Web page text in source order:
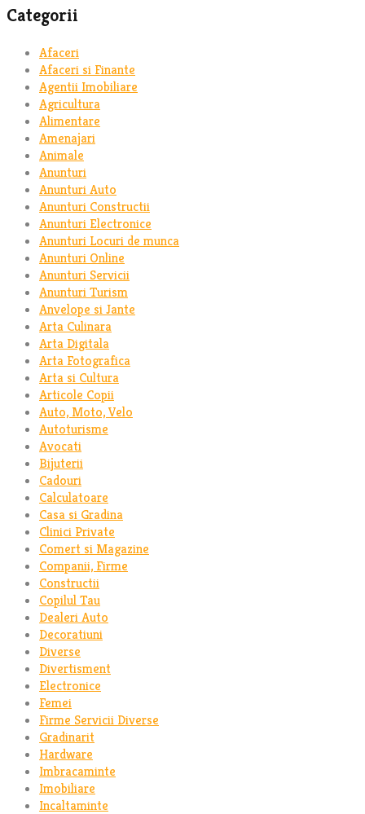
Categorii
Afaceri
Afaceri si Finante
Agentii Imobiliare
Agricultura
Alimentare
Amenajari
Animale
Anunturi
Anunturi Auto
Anunturi Constructii
Anunturi Electronice
Anunturi Locuri de munca
Anunturi Online
Anunturi Servicii
Anunturi Turism
Anvelope si Jante
Arta Culinara
Arta Digitala
Arta Fotografica
Arta si Cultura
Articole Copii
Auto, Moto, Velo
Autoturisme
Avocati
Bijuterii
Cadouri
Calculatoare
Casa si Gradina
Clinici Private
Comert si Magazine
Companii, Firme
Constructii
Copilul Tau
Dealeri Auto
Decoratiuni
Diverse
Divertisment
Electronice
Femei
Firme Servicii Diverse
Gradinarit
Hardware
Imbracaminte
Imobiliare
Incaltaminte